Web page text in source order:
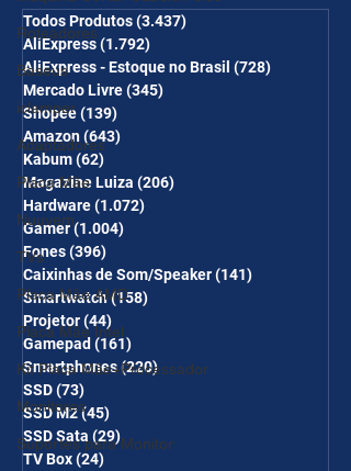
Roteadores
Baseus
iclamper
Adaptadores
Placa Mãe
Nuuvem
TVs
Placa Mãe AMD
Placa Mãe Intel
Kit Placa Mãe+Processador
Monitores
Suportes para Monitor
desc em 10 itens) OS
CUPONS SÃO VÁLIDOS NO
COMBO
Todos Produtos(3.437)
AliExpress(1.792)
AliExpress - Estoque no Brasil (728)
Mercado Livre(345)
Shopee(139)
Amazon(643)
Kabum(62)
Magazine Luiza (206)
Hardware(1.072)
Gamer(1.004)
Fones(396)
Caixinhas de Som/Speaker(141)
Smartwatch(158)
Projetor(44)
Gamepad (161)
Smartphones(220)220 posts
SSD(73)
SSD M2(45)
SSD Sata (29)29 posts
TV Box(24)